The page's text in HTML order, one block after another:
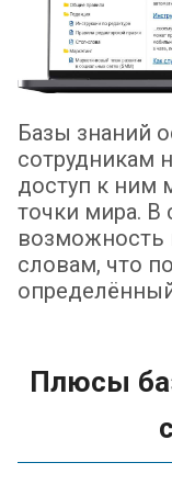
Базы знаний
сотрудникам
доступ к ним
точки мира. В
словам, что
Плюсы